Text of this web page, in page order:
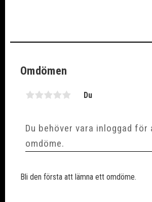
Omdömen
Du
Bli den första att lämna ett omdöme.